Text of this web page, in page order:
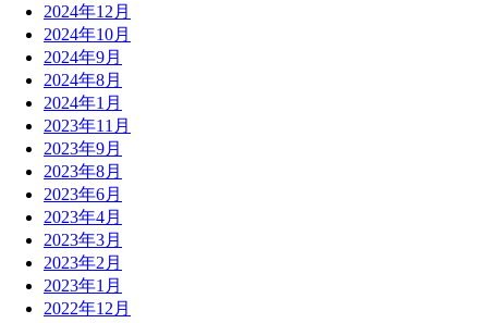
2024年12月
2024年10月
2024年9月
2024年8月
2024年1月
2023年11月
2023年9月
2023年8月
2023年6月
2023年4月
2023年3月
2023年2月
2023年1月
2022年12月